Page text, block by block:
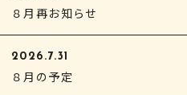
８月再お知らせ
2026.7.31
８月の予定